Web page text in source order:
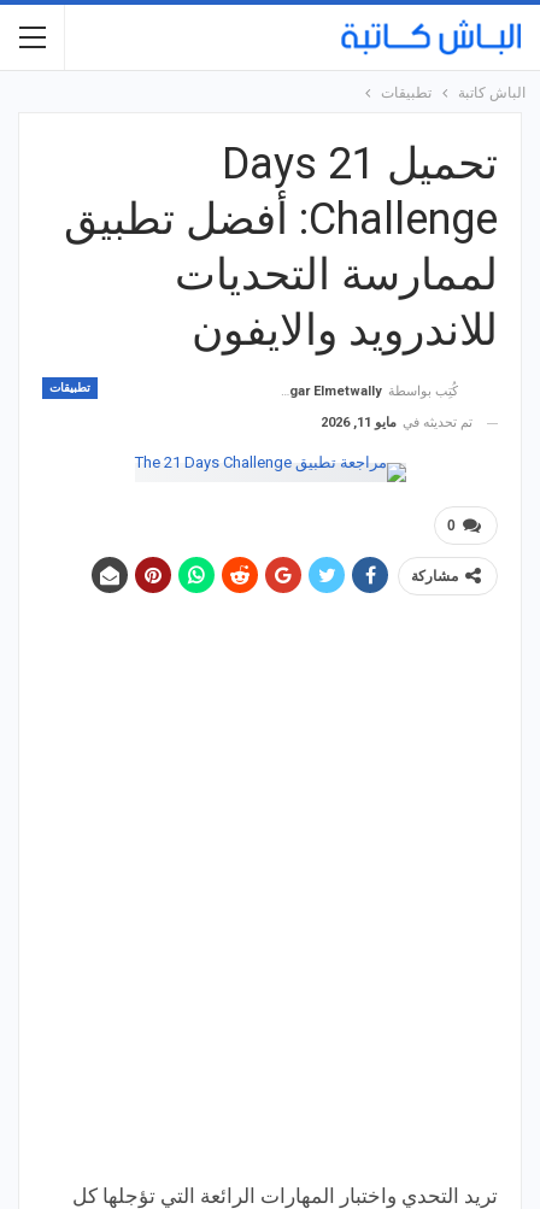
الباش كاتبة تطبيقات
تحميل 21 Days
Challenge: أفضل تطبيق
لممارسة التحديات
للاندرويد والايفون
تطبيقات كُتِب بواسطة Hagar Elmetwally
تم تحديثه في مايو 11, 2026
0
مشاركة
تريد التحدي واختبار المهارات الرائعة التي تؤجلها كل